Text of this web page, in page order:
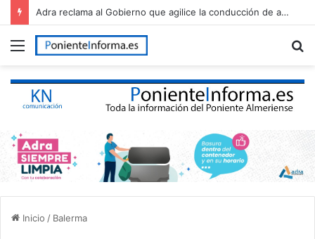
Adra reclama al Gobierno que agilice la conducción de agua desalada desde el Campo de Dalías
Menú
Inicio / Balerma